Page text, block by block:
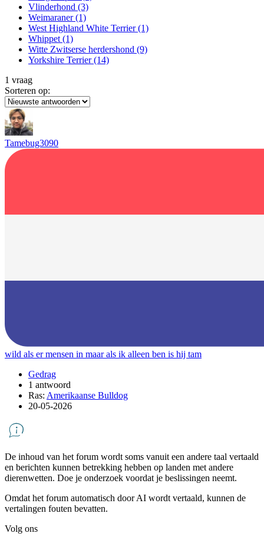
Vlinderhond (3)
Weimaraner(1)
West Highland White Terrier(1)
Whippet (1)
Witte Zwitserse herdershond (9)
Yorkshire Terrier(14)
1 vraag
Sorteren op:
Tamebug3090
wild als er mensen in maar als ik alleen ben is hij tam
Gedrag
1 antwoord
Ras: Amerikaanse Bulldog
20-05-2026
De inhoud van het forum wordt soms vanuit een andere taal vertaald
en berichten kunnen betrekking hebben op landen met andere
dierenwetten. Doe je onderzoek voordat je beslissingen neemt.
Omdat het forum automatisch door AI wordt vertaald, kunnen de
vertalingen fouten bevatten.
Volg ons